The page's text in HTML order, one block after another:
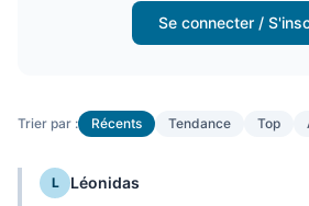
Se connecter /
Trier par : Récents Tendance Top
L Léonidas